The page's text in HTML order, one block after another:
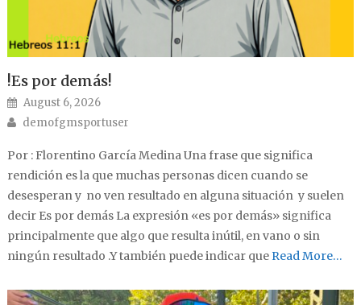
!Es por demás!
Posted on
August 6, 2026
Author
demofgmsportuser
Por : Florentino García Medina Una frase que significa
rendición es la que muchas personas dicen cuando se
desesperan y no ven resultado en alguna situación y suelen
decir Es por demás La expresión «es por demás» significa
principalmente que algo que resulta inútil, en vano o sin
ningún resultado .Y también puede indicar queRead More…